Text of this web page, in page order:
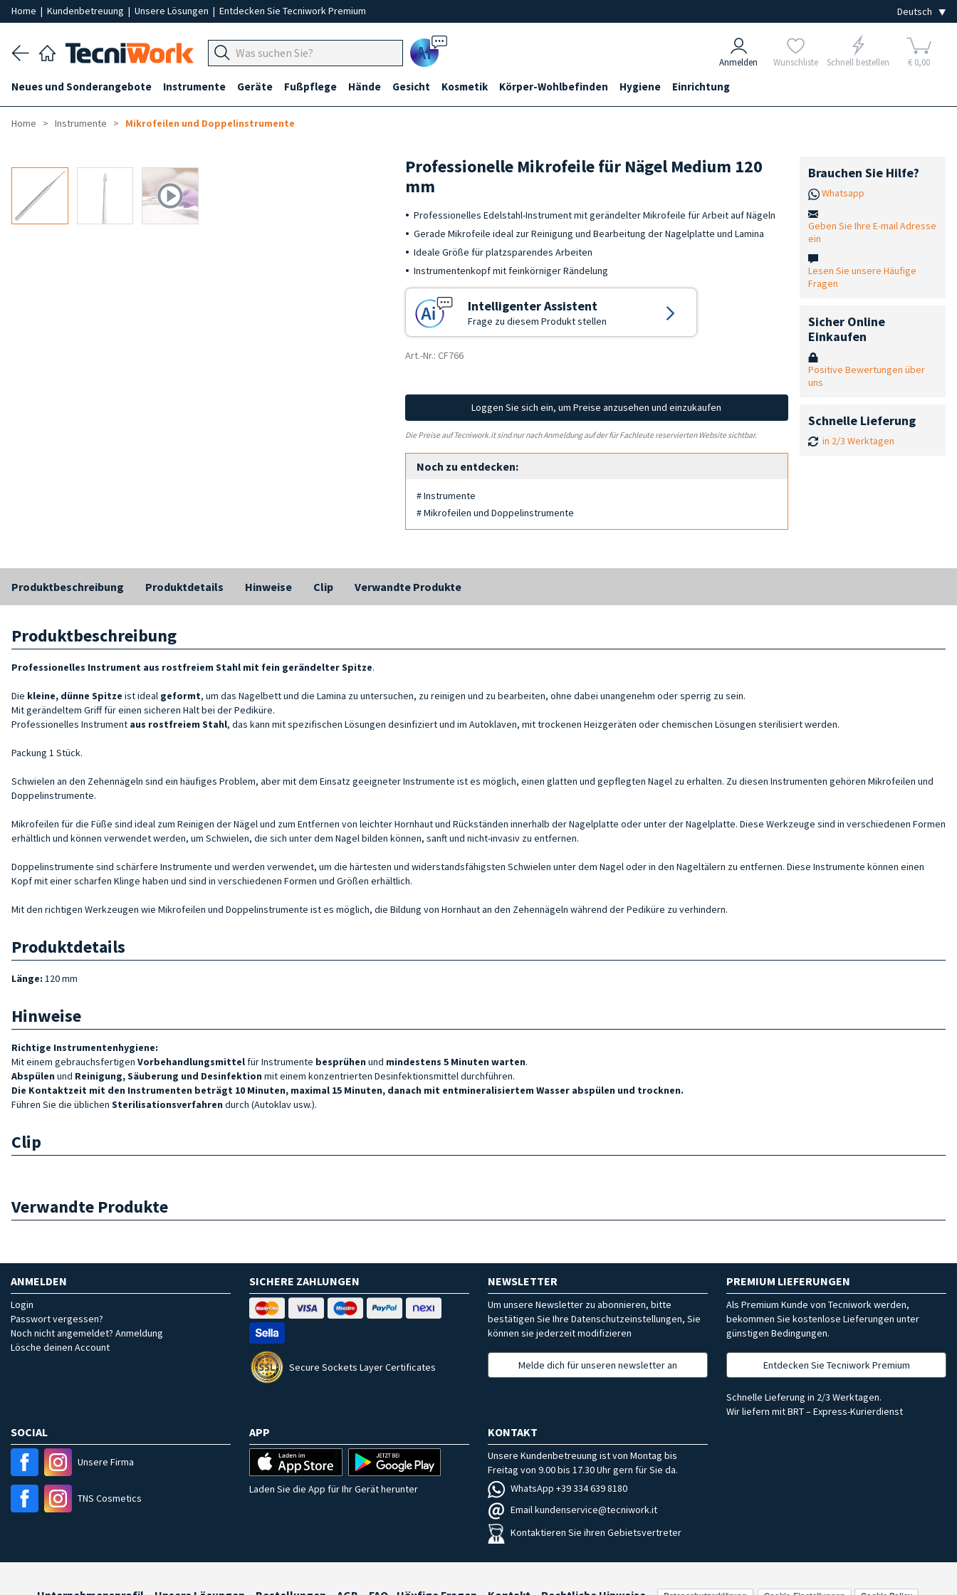
Home | Kundenbetreuung | Unsere Lösungen | Entdecken Sie Tecniwork Premium
Ai Anmelden Wunschliste Schnell bestellen € 0,00
Neues und Sonderangebote Instrumente Geräte Fußpflege Hände Gesicht Kosmetik Körper-Wohlbefinden Hygiene Einrichtung
Home Instrumente Mikrofeilen und Doppelinstrumente
Professionelle Mikrofeile für Nägel Medium 120
mm
Professionelles Edelstahl-Instrument mit gerändelter Mikrofeile für Arbeit auf Nägeln
Gerade Mikrofeile ideal zur Reinigung und Bearbeitung der Nagelplatte und Lamina
Ideale Größe für platzsparendes Arbeiten
Instrumentenkopf mit feinkörniger Rändelung
Intelligenter Assistent
Frage zu diesem Produkt stellen
Art.-Nr.: CF766
Loggen Sie sich ein, um Preise anzusehen und einzukaufen
Die Preise auf Tecniwork.it sind nur nach Anmeldung auf der für Fachleute reservierten Website sichtbar.
Noch zu entdecken:
# Instrumente
# Mikrofeilen und Doppelinstrumente
Brauchen Sie Hilfe?
Whatsapp
Geben Sie Ihre E-mail Adresse
ein
Lesen Sie unsere Häufige
Fragen
Sicher Online
Einkaufen
Positive Bewertungen über
uns
Schnelle Lieferung
in 2/3 Werktagen
Produktbeschreibung Produktdetails Hinweise Clip Verwandte Produkte
Produktbeschreibung
Professionelles Instrument aus rostfreiem Stahl mit fein gerändelter Spitze.
Die kleine, dünne Spitze ist ideal geformt, um das Nagelbett und die Lamina zu untersuchen, zu reinigen und zu bearbeiten, ohne dabei unangenehm oder sperrig zu sein.
Mit gerändeltem Griff für einen sicheren Halt bei der Pediküre.
Professionelles Instrument aus rostfreiem Stahl, das kann mit spezifischen Lösungen desinfiziert und im Autoklaven, mit trockenen Heizgeräten oder chemischen Lösungen sterilisiert werden.
Packung 1 Stück.
Schwielen an den Zehennägeln sind ein häufiges Problem, aber mit dem Einsatz geeigneter Instrumente ist es möglich, einen glatten und gepflegten Nagel zu erhalten. Zu diesen Instrumenten gehören Mikrofeilen und
Doppelinstrumente.
Mikrofeilen für die Füße sind ideal zum Reinigen der Nägel und zum Entfernen von leichter Hornhaut und Rückständen innerhalb der Nagelplatte oder unter der Nagelplatte. Diese Werkzeuge sind in verschiedenen Formen
erhältlich und können verwendet werden, um Schwielen, die sich unter dem Nagel bilden können, sanft und nicht-invasiv zu entfernen.
Doppelinstrumente sind schärfere Instrumente und werden verwendet, um die härtesten und widerstandsfähigsten Schwielen unter dem Nagel oder in den Nageltälern zu entfernen. Diese Instrumente können einen
Kopf mit einer scharfen Klinge haben und sind in verschiedenen Formen und Größen erhältlich.
Mit den richtigen Werkzeugen wie Mikrofeilen und Doppelinstrumente ist es möglich, die Bildung von Hornhaut an den Zehennägeln während der Pediküre zu verhindern.
Produktdetails
Länge: 120 mm
Hinweise
Richtige Instrumentenhygiene:
Mit einem gebrauchsfertigen Vorbehandlungsmittel für Instrumente besprühen und mindestens 5 Minuten warten.
Abspülen und Reinigung, Säuberung und Desinfektion mit einem konzentrierten Desinfektionsmittel durchführen.
Die Kontaktzeit mit den Instrumenten beträgt 10 Minuten, maximal 15 Minuten, danach mit entmineralisiertem Wasser abspülen und trocknen.
Führen Sie die üblichen Sterilisationsverfahren durch (Autoklav usw.).
Clip
Verwandte Produkte
ANMELDEN
Login
Passwort vergessen?
Noch nicht angemeldet? Anmeldung
Lösche deinen Account
SICHERE ZAHLUNGEN
Secure Sockets Layer Certificates
NEWSLETTER
Um unsere Newsletter zu abonnieren, bitte
bestätigen Sie Ihre Datenschutzeinstellungen, Sie
können sie jederzeit modifizieren
Melde dich für unseren newsletter an
PREMIUM LIEFERUNGEN
Als Premium Kunde von Tecniwork werden,
bekommen Sie kostenlose Lieferungen unter
günstigen Bedingungen.
Entdecken Sie Tecniwork Premium
Schnelle Lieferung in 2/3 Werktagen.
Wir liefern mit BRT – Express-Kurierdienst
SOCIAL
Unsere Firma
TNS Cosmetics
APP
Laden Sie die App für Ihr Gerät herunter
KONTAKT
Unsere Kundenbetreuung ist von Montag bis
Freitag von 9.00 bis 17.30 Uhr gern für Sie da.
WhatsApp +39 334 639 8180
Email kundenservice@tecniwork.it
Kontaktieren Sie ihren Gebietsvertreter